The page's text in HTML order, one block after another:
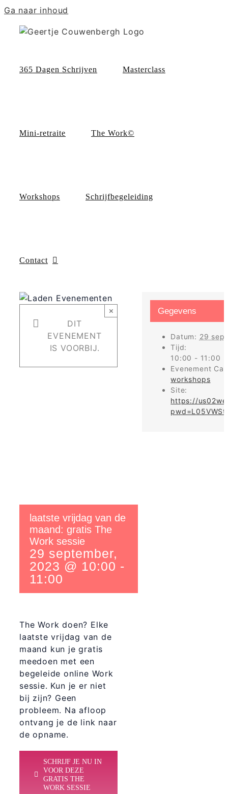
Ga naar inhoud
365 Dagen Schrijven Masterclass
Mini-retraite The Work©
Workshops Schrijfbegeleiding
Contact
DIT
EVENEMENT
IS VOORBIJ.
×
laatste vrijdag van de
maand: gratis The
Work sessie
29 september,
2023 @ 10:00 -
11:00
The Work doen? Elke
laatste vrijdag van de
maand kun je gratis
meedoen met een
begeleide online Work
sessie. Kun je er niet
bij zijn? Geen
probleem. Na afloop
ontvang je de link naar
de opname.
SCHRIJF JE NU IN
VOOR DEZE
GRATIS THE
WORK SESSIE
Gegevens
Datum: 29
Tijd:
10:00 - 11:00
Evenement
workshops
Site:
https://